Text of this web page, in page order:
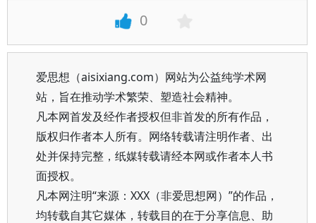
0
爱思想（aisixiang.com）网站为公益纯学术网
站，旨在推动学术繁荣、塑造社会精神。
凡本网首发及经作者授权但非首发的所有作品，
版权归作者本人所有。网络转载请注明作者、出
处并保持完整，纸媒转载请经本网或作者本人书
面授权。
凡本网注明“来源：XXX（非爱思想网）”的作品，
均转载自其它媒体，转载目的在于分享信息、助